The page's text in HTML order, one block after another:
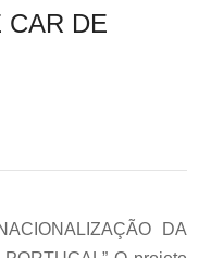
CAR DE
DA